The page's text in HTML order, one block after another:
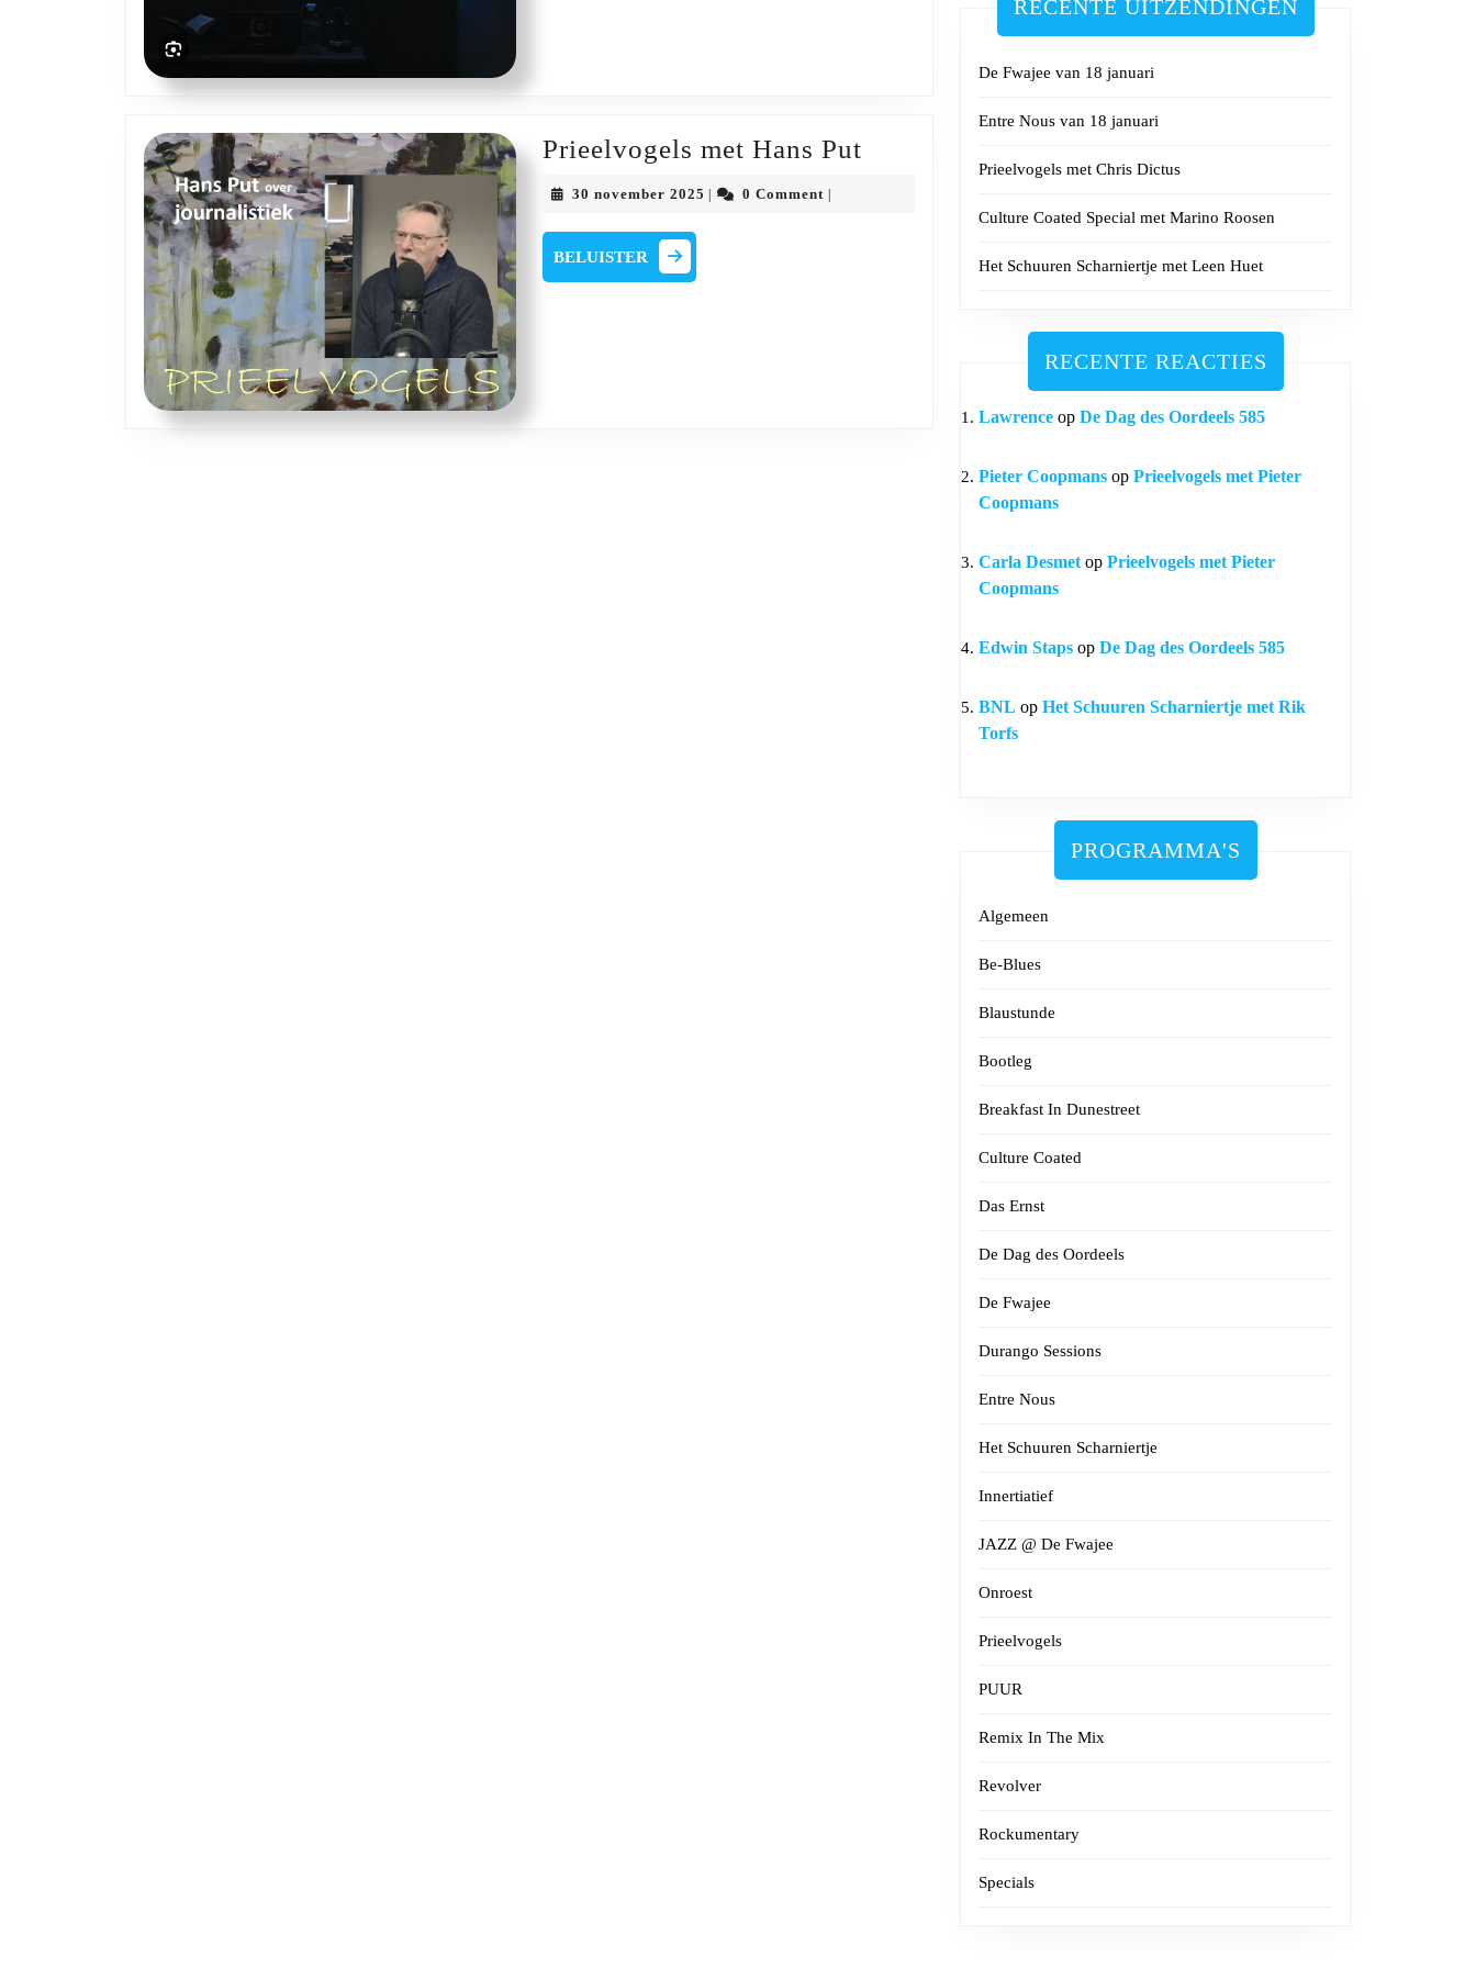
Prieelvogels met Hans Put
30 november 2025 30
| 0 Comment |
BELUISTER BELUISTER
RECENTE UITZENDINGEN
De Fwajee van 18 januari
Entre Nous van 18 januari
Prieelvogels met Chris Dictus
Culture Coated Special met Marino Roosen
Het Schuuren Scharniertje met Leen Huet
RECENTE REACTIES
Lawrence op De Dag des Oordeels 585
Pieter Coopmans op Prieelvogels met Pieter
Coopmans
Carla Desmet op Prieelvogels met Pieter
Coopmans
Edwin Staps op De Dag des Oordeels 585
BNL op Het Schuuren Scharniertje met Rik
Torfs
PROGRAMMA'S
Algemeen
Be-Blues
Blaustunde
Bootleg
Breakfast In Dunestreet
Culture Coated
Das Ernst
De Dag des Oordeels
De Fwajee
Durango Sessions
Entre Nous
Het Schuuren Scharniertje
Innertiatief
JAZZ @ De Fwajee
Onroest
Prieelvogels
PUUR
Remix In The Mix
Revolver
Rockumentary
Specials